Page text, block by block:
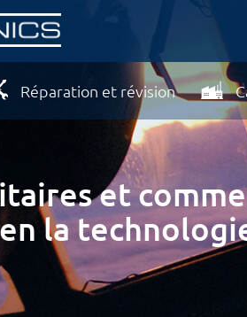
Réparation et révision
et
la